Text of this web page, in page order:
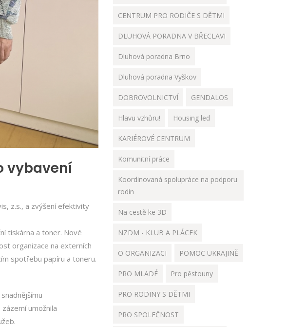
vybavení
z.s., a zvýšení efektivity
tiskárna a toner. Nové
organizace na externích
spotřebu papíru a toneru.
umožnila
CENTRUM PRO RODIČE S DĚTMI
DLUHOVÁ PORADNA V BŘECLAVI
Dluhová poradna Brno
Dluhová poradna Vyškov
DOBROVOLNICTVÍ GENDALOS
Hlavu vzhůru! Housing led
KARIÉROVÉ CENTRUM
Komunitní práce
Koordinovaná spolupráce na podporu
rodin
Na cestě ke 3D
NZDM - KLUB A PLÁCEK
O ORGANIZACI POMOC UKRAJINĚ
PRO MLADÉ Pro pěstouny
PRO RODINY S DĚTMI
PRO SPOLEČNOST